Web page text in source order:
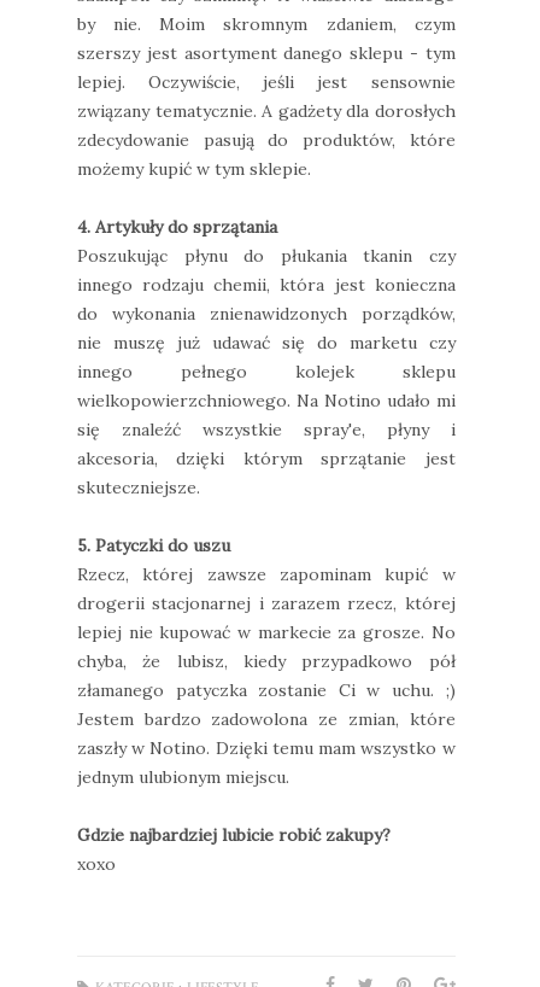
by nie. Moim skromnym zdaniem, czym
szerszy jest asortyment danego sklepu - tym
lepiej. Oczywiście, jeśli jest sensownie
związany tematycznie. A gadżety dla dorosłych
zdecydowanie pasują do produktów, które
możemy kupić w tym sklepie.
4. Artykuły do sprzątania
Poszukując płynu do płukania tkanin czy
innego rodzaju chemii, która jest konieczna
do wykonania znienawidzonych porządków,
nie muszę już udawać się do marketu czy
innego pełnego kolejek sklepu
wielkopowierzchniowego. Na Notino udało mi
się znaleźć wszystkie spray'e, płyny i
akcesoria, dzięki którym sprzątanie jest
skuteczniejsze.
5. Patyczki do uszu
Rzecz, której zawsze zapominam kupić w
drogerii stacjonarnej i zarazem rzecz, której
lepiej nie kupować w markecie za grosze. No
chyba, że lubisz, kiedy przypadkowo pół
złamanego patyczka zostanie Ci w uchu. ;)
Jestem bardzo zadowolona ze zmian, które
zaszły w Notino. Dzięki temu mam wszystko w
jednym ulubionym miejscu.
Gdzie najbardziej lubicie robić zakupy?
xoxo